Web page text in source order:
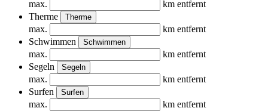
max.
km entfernt
Therme
Therme
max.
km entfernt
Schwimmen
Schwimmen
max.
km entfernt
Segeln
Segeln
max.
km entfernt
Surfen
Surfen
max.
km entfernt